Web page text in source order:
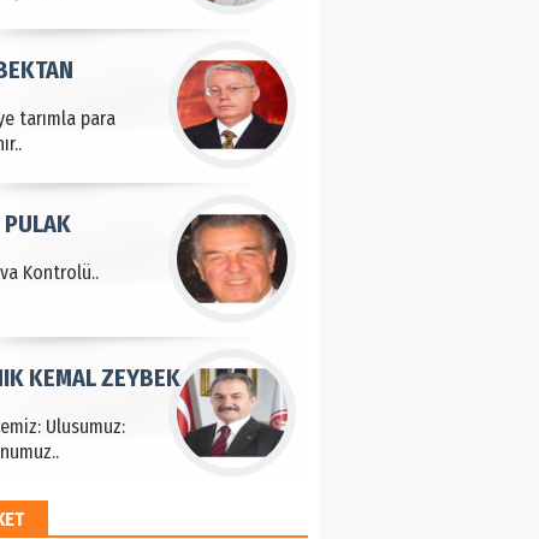
tarımla para
Kontrolü..
PULAK
Ulusumuz:
KEMAL ZEYBEK
HAYRİ PEKER